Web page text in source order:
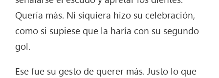
Quería más. Ni siquiera hizo su celebración,
como si supiese que la haría con su segundo
gol.
Ese fue su gesto de querer más. Justo lo que